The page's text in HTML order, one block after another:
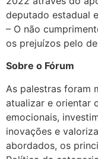
deputado estadual
– O não
os prejuízos pelo
Sobre o Fórum
As palestras foram
atualizar e orientar
emocionais,
inovações e
abordados, os